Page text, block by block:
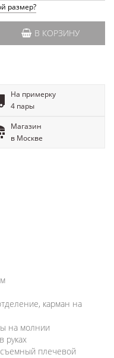
размер?
В КОРЗИНУ
На примерку
4 пары
Магазин
в Москве
карман на
на молнии
руках
плечевой